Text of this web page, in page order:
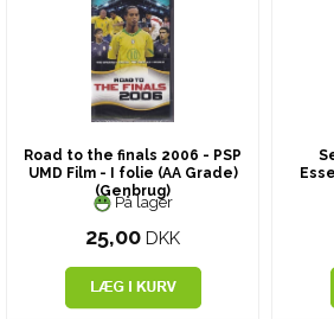
Road to the finals 2006 - PSP
UMD Film - I folie (AA Grade)
(Genbrug)
På lager
25,00 DKK